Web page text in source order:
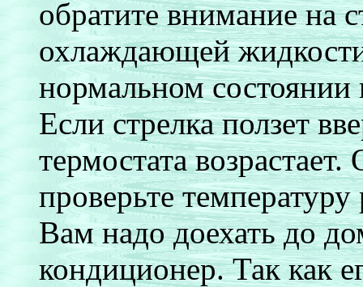
обратите внимание на
охлаждающей
нормальном
Если стрелка ползет
термостата
проверьте
Вам надо доехать до
кондиционер. Так как